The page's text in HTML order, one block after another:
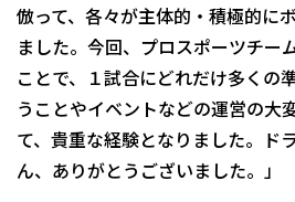
倣って、各々が主体的・積極的に
ました。今回、プロスポーツチー
ことで、１試合にどれだけ多くの
うことやイベントなどの運営の大
て、貴重な経験となりました。ド
ん、ありがとうございました。」